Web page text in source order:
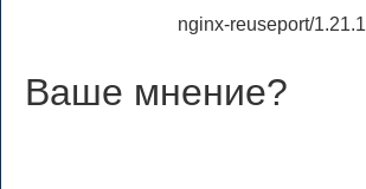
nginx-reuseport/1.21.1
Ваше мнение?